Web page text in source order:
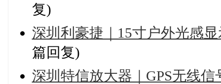
复)
深圳利豪捷｜15寸户外光感
篇回复)
深圳特信放大器｜GPS无线